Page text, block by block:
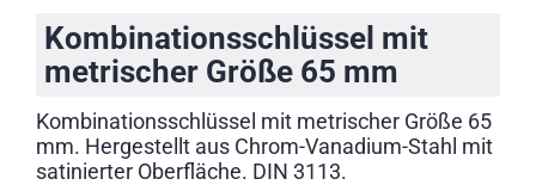
Kombinationsschlüssel mit
metrischer Größe 65 mm
Kombinationsschlüssel mit metrischer Größe 65
mm. Hergestellt aus Chrom-Vanadium-Stahl mit
satinierter Oberfläche. DIN 3113.